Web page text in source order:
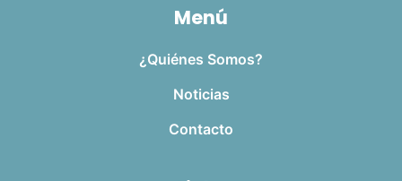
Menú
¿Quiénes Somos?
Noticias
Contacto